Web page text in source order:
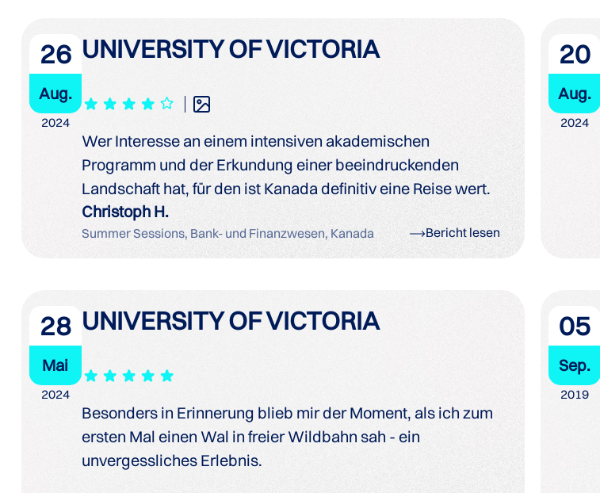
26
Aug.
2024
UNIVERSITY OF VICTORIA
Wer Interesse an einem intensiven akademischen
Programm und der Erkundung einer beeindruckenden
Landschaft hat, für den ist Kanada definitiv eine Reise wert.
Christoph H.
Summer Sessions, Bank- und Finanzwesen, Kanada Bericht lesen
20
Aug.
2024
28
Mai
2024
UNIVERSITY OF VICTORIA
Besonders in Erinnerung blieb mir der Moment, als ich zum
ersten Mal einen Wal in freier Wildbahn sah - ein
unvergessliches Erlebnis.
05
Sep.
2019